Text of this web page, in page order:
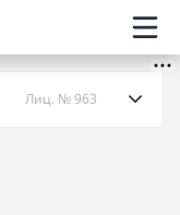
Лиц. № 963